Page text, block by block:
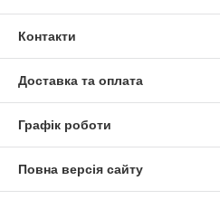
Контакти
Доставка та оплата
Графік роботи
Повна версія сайту